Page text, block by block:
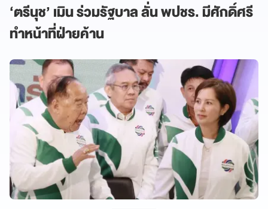
‘ตรีนุช’ เมิน ร่วมรัฐบาล ลั่น พปชร. มีศักดิ์ศรี
ทำหน้าที่ฝ่ายค้าน